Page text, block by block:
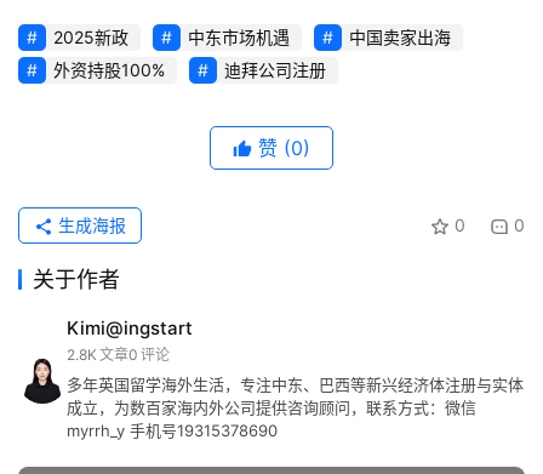
2025新政 中东市场机遇
中国卖家出海
外资持股100%
迪拜公司注册
赞 (0)
0 0
生成海报
关于作者
Kimi@ingstart
2.8K 文章0 评论
多年英国留学海外生活，专注中东、巴西等新兴经济体注册与实体
成立，为数百家海内外公司提供咨询顾问，联系方式：微信
myrrh_y 手机号19315378690